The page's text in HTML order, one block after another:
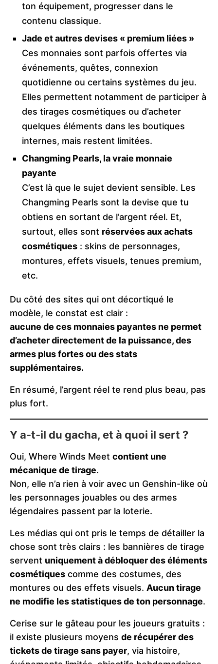
ton équipement, progresser dans le
contenu classique.
Jade et autres devises « premium liées »
Ces monnaies sont parfois offertes via
événements, quêtes, connexion
quotidienne ou certains systèmes du jeu.
Elles permettent notamment de participer à
des tirages cosmétiques ou d’acheter
quelques éléments dans les boutiques
internes, mais restent limitées.
Changming Pearls, la vraie monnaie
payante
C’est là que le sujet devient sensible. Les
Changming Pearls sont la devise que tu
obtiens en sortant de l’argent réel. Et,
surtout, elles sont réservées aux achats
cosmétiques : skins de personnages,
montures, effets visuels, tenues premium,
etc.
Du côté des sites qui ont décortiqué le
modèle, le constat est clair :
aucune de ces monnaies payantes ne permet
d’acheter directement de la puissance, des
armes plus fortes ou des stats
supplémentaires.
En résumé, l’argent réel te rend plus beau, pas
plus fort.
Y a-t-il du gacha, et à quoi il sert ?
Oui, Where Winds Meet contient une
mécanique de tirage.
Non, elle n’a rien à voir avec un Genshin-like où
les personnages jouables ou des armes
légendaires passent par la loterie.
Les médias qui ont pris le temps de détailler la
chose sont très clairs : les bannières de tirage
servent uniquement à débloquer des éléments
cosmétiques comme des costumes, des
montures ou des effets visuels. Aucun tirage
ne modifie les statistiques de ton personnage.
Cerise sur le gâteau pour les joueurs gratuits :
il existe plusieurs moyens de récupérer des
tickets de tirage sans payer, via histoire,